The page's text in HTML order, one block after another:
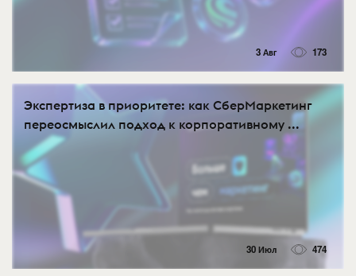
3 Авг 173
Экспертиза в приоритете: как СберМаркетинг
переосмыслил подход к корпоративному ...
30 Июл 474